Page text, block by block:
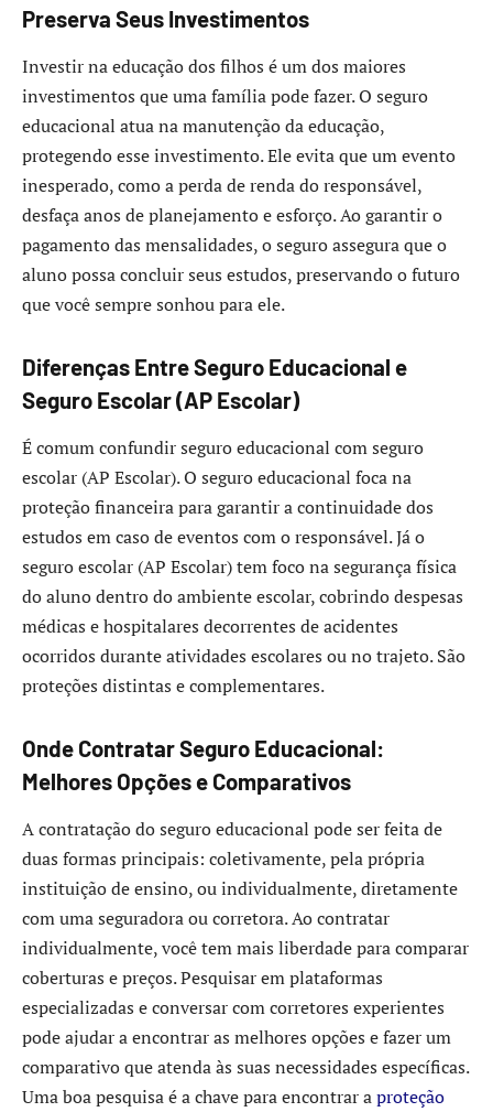
Preserva Seus Investimentos
Investir na educação dos filhos é um dos maiores
investimentos que uma família pode fazer. O seguro
educacional atua na manutenção da educação,
protegendo esse investimento. Ele evita que um evento
inesperado, como a perda de renda do responsável,
desfaça anos de planejamento e esforço. Ao garantir o
pagamento das mensalidades, o seguro assegura que o
aluno possa concluir seus estudos, preservando o futuro
que você sempre sonhou para ele.
Diferenças Entre Seguro Educacional e
Seguro Escolar (AP Escolar)
É comum confundir seguro educacional com seguro
escolar (AP Escolar). O seguro educacional foca na
proteção financeira para garantir a continuidade dos
estudos em caso de eventos com o responsável. Já o
seguro escolar (AP Escolar) tem foco na segurança física
do aluno dentro do ambiente escolar, cobrindo despesas
médicas e hospitalares decorrentes de acidentes
ocorridos durante atividades escolares ou no trajeto. São
proteções distintas e complementares.
Onde Contratar Seguro Educacional:
Melhores Opções e Comparativos
A contratação do seguro educacional pode ser feita de
duas formas principais: coletivamente, pela própria
instituição de ensino, ou individualmente, diretamente
com uma seguradora ou corretora. Ao contratar
individualmente, você tem mais liberdade para comparar
coberturas e preços. Pesquisar em plataformas
especializadas e conversar com corretores experientes
pode ajudar a encontrar as melhores opções e fazer um
comparativo que atenda às suas necessidades específicas.
Uma boa pesquisa é a chave para encontrar aproteção